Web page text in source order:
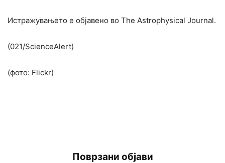
Истражувањето е објавено во The Astrophysical Journal.
(021/ScienceAlert)
(фото: Flickr)
Поврзани објави